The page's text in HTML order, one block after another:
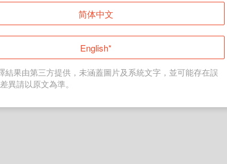
返回首頁
简体中文
English*
結果由第三方提供，未涵蓋圖片及系統文字，並可能存在誤
異請以原文為準。